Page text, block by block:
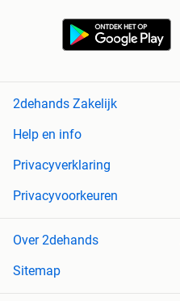
2dehands Zakelijk
Help en info
Privacyverklaring
Privacyvoorkeuren
Over 2dehands
Sitemap